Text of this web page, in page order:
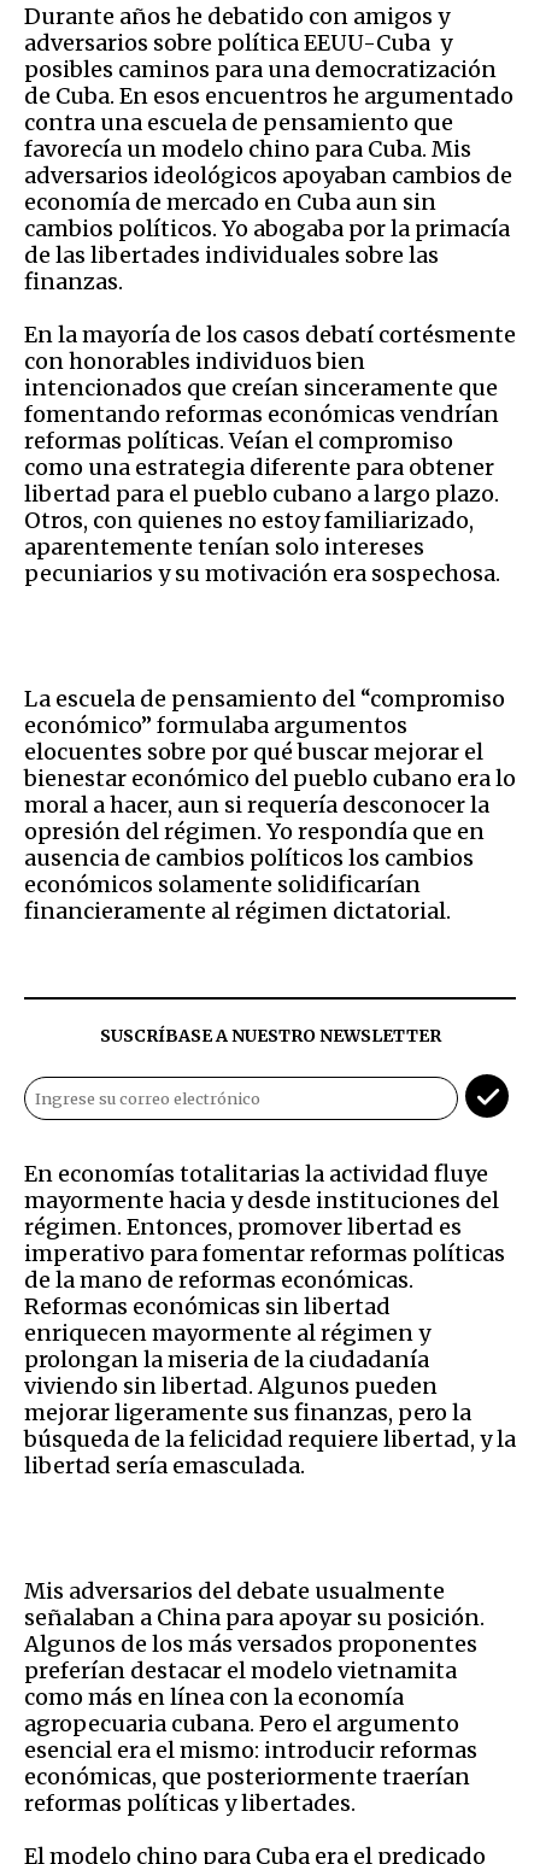
Durante años he debatido con amigos y
adversarios sobre política EEUU-Cuba y
posibles caminos para una democratización
de Cuba. En esos encuentros he argumentado
contra una escuela de pensamiento que
favorecía un modelo chino para Cuba. Mis
adversarios ideológicos apoyaban cambios de
economía de mercado en Cuba aun sin
cambios políticos. Yo abogaba por la primacía
de las libertades individuales sobre las
finanzas.
En la mayoría de los casos debatí cortésmente
con honorables individuos bien
intencionados que creían sinceramente que
fomentando reformas económicas vendrían
reformas políticas. Veían el compromiso
como una estrategia diferente para obtener
libertad para el pueblo cubano a largo plazo.
Otros, con quienes no estoy familiarizado,
aparentemente tenían solo intereses
pecuniarios y su motivación era sospechosa.
La escuela de pensamiento del “compromiso
económico” formulaba argumentos
elocuentes sobre por qué buscar mejorar el
bienestar económico del pueblo cubano era lo
moral a hacer, aun si requería desconocer la
opresión del régimen. Yo respondía que en
ausencia de cambios políticos los cambios
económicos solamente solidificarían
financieramente al régimen dictatorial.
SUSCRÍBASE A NUESTRO NEWSLETTER
En economías totalitarias la actividad fluye
mayormente hacia y desde instituciones del
régimen. Entonces, promover libertad es
imperativo para fomentar reformas políticas
de la mano de reformas económicas.
Reformas económicas sin libertad
enriquecen mayormente al régimen y
prolongan la miseria de la ciudadanía
viviendo sin libertad. Algunos pueden
mejorar ligeramente sus finanzas, pero la
búsqueda de la felicidad requiere libertad, y la
libertad sería emasculada.
Mis adversarios del debate usualmente
señalaban a China para apoyar su posición.
Algunos de los más versados proponentes
preferían destacar el modelo vietnamita
como más en línea con la economía
agropecuaria cubana. Pero el argumento
esencial era el mismo: introducir reformas
económicas, que posteriormente traerían
reformas políticas y libertades.
El modelo chino para Cuba era el predicado